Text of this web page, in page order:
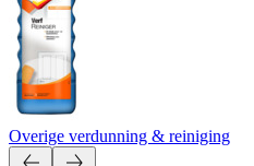
Overige verdunning & reiniging